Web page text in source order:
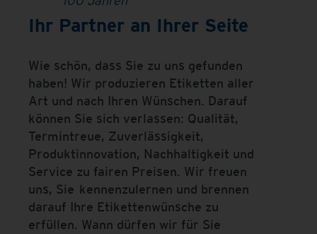
Ihr Partner an Ihrer Seite
Wie schön, dass Sie zu uns gefunden
haben! Wir produzieren Etiketten aller
Art und nach Ihren Wünschen. Darauf
können Sie sich verlassen: Qualität,
Termintreue, Zuverlässigkeit,
Produktinnovation, Nachhaltigkeit und
Service zu fairen Preisen. Wir freuen
uns, Sie kennenzulernen und brennen
darauf Ihre Etikettenwünsche zu
erfüllen. Wann dürfen wir für Sie